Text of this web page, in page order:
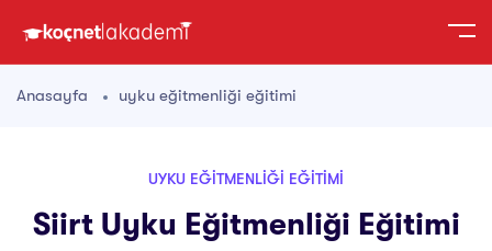
Anasayfa uyku eğitmenliği eğitimi
UYKU EĞITMENLIĞI EĞITIMI
Siirt Uyku Eğitmenliği Eğitimi